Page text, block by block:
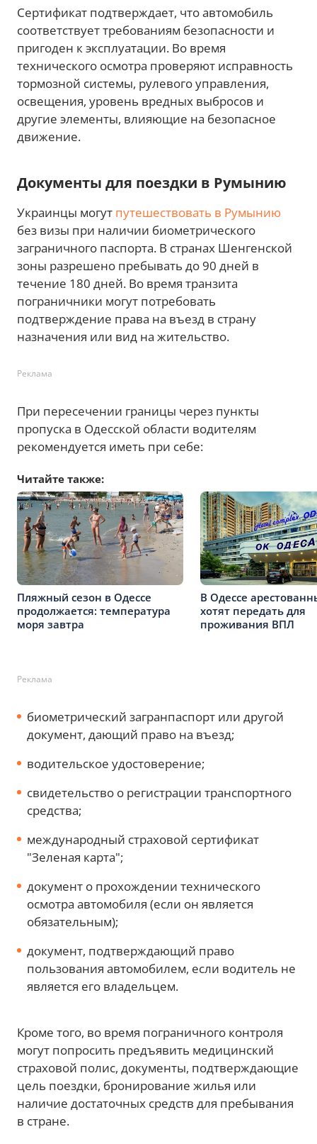
Сертификат подтверждает, что автомобиль
соответствует требованиям безопасности и
пригоден к эксплуатации. Во время
технического осмотра проверяют исправность
тормозной системы, рулевого управления,
освещения, уровень вредных выбросов и
другие элементы, влияющие на безопасное
движение.
Документы для поездки в Румынию
Украинцы могут путешествовать в Румынию
без визы при наличии биометрического
заграничного паспорта. В странах Шенгенской
зоны разрешено пребывать до 90 дней в
течение 180 дней. Во время транзита
пограничники могут потребовать
подтверждение права на въезд в страну
назначения или вид на жительство.
Реклама
При пересечении границы через пункты
пропуска в Одесской области водителям
рекомендуется иметь при себе:
Читайте также:
Пляжный сезон в Одессе
продолжается: температура
моря завтра
В Одессе
хотят передать для
проживания ВПЛ
Реклама
биометрический загранпаспорт или другой
документ, дающий право на въезд;
водительское удостоверение;
свидетельство о регистрации транспортного
средства;
международный страховой сертификат
"Зеленая карта";
документ о прохождении технического
осмотра автомобиля (если он является
обязательным);
документ, подтверждающий право
пользования автомобилем, если водитель не
является его владельцем.
Кроме того, во время пограничного контроля
могут попросить предъявить медицинский
страховой полис, документы, подтверждающие
цель поездки, бронирование жилья или
наличие достаточных средств для пребывания
в стране.